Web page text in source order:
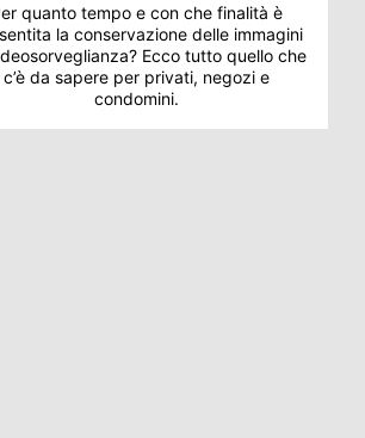
quanto tempo e con che finalità è
la conservazione delle immagini
Ecco tutto quello che
c’è da sapere per privati, negozi e
condomini.